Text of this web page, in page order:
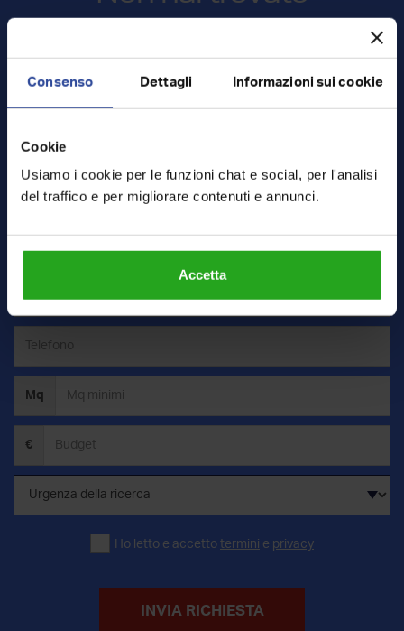
Consenso Dettagli Informazioni sui cookie
Cookie
Usiamo i cookie per le funzioni chat e social, per l'analisi
del traffico e per migliorare contenuti e annunci.
Accetta
Lasciaci qualche informazione sulla tua ricerca e riceverai in
Mq
€
Ho letto e accetto termini e privacy
INVIA RICHIESTA